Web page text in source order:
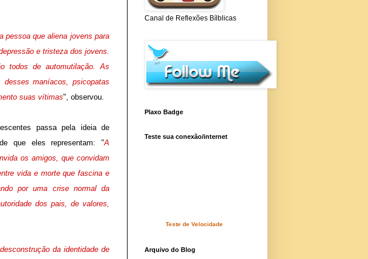
pessoa que aliena jovens para
e tristeza dos jovens.
todos de automutilação. As
maníacos, psicopatas
suas vítimas", observou.
passa pela ideia de
que eles representam: "A
os amigos, que convidam
vida e morte que fascina e
por uma crise normal da
dos pais, de valores,
da identidade de
Canal de Reflexões Bílblicas
Plaxo Badge
Teste sua conexão/internet
Teste de Velocidade
Arquivo do Blog